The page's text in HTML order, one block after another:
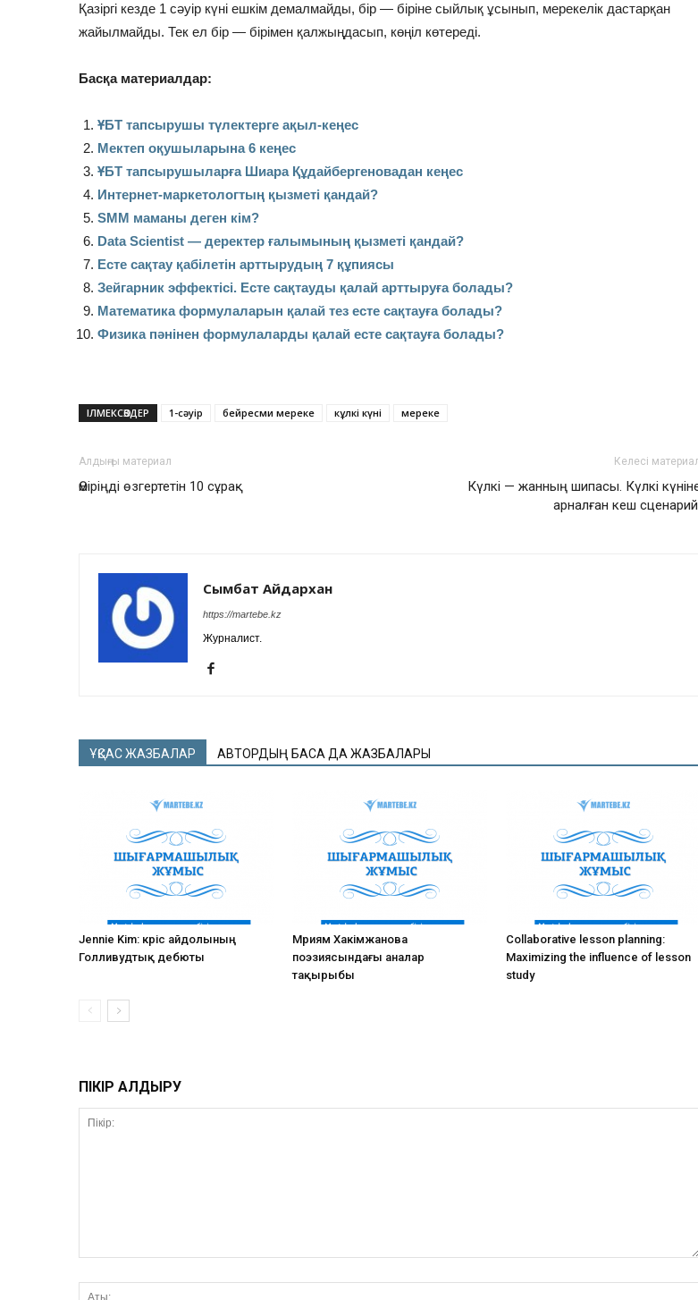
Қазіргі кезде 1 сәуір күні ешкім демалмайды, бір — біріне сыйлық ұсынып, мерекелік дастарқан
жайылмайды. Тек ел бір — бірімен қалжыңдасып, көңіл көтереді.
Басқа материалдар:
ҰБТ тапсырушы түлектерге ақыл-кеңес
Мектеп оқушыларына 6 кеңес
ҰБТ тапсырушыларға Шиара Құдайбергеновадан кеңес
Интернет-маркетологтың қызметі қандай?
SMM маманы деген кім?
Data Scientist — деректер ғалымының қызметі қандай?
Есте сақтау қабілетін арттырудың 7 құпиясы
Зейгарник эффектісі. Есте сақтауды қалай арттыруға болады?
Математика формулаларын қалай тез есте сақтауға болады?
Физика пәнінен формулаларды қалай есте сақтауға болады?
ІЛМЕКСӨЗДЕР 1-сәуір бейресми мереке кұлкі күні мереке
Алдыңғы материал
Өміріңді өзгертетін 10 сұрақ
Келесі
Күлкі — жанның шипасы. Күлкі
арналған кеш
Сымбат Айдархан
https://martebe.kz
Журналист.
ҰҚСАС ЖАЗБАЛАР АВТОРДЫҢ БАСҚА ДА ЖАЗБАЛАРЫ
Jennie Kim: кәріс айдолының
Голливудтық дебюты
Мәриям Хакімжанова
поэзиясындағы аналар
тақырыбы
Collaborative lesson planning:
Maximizing the influence of lesson
study
ПІКІР ҚАЛДЫРУ